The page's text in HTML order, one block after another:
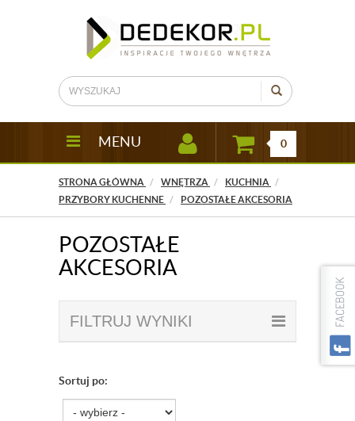
MENU 0
STRONA GŁÓWNA WNĘTRZA
KUCHNIA
PRZYBORY KUCHENNE
POZOSTAŁE AKCESORIA
POZOSTAŁE
AKCESORIA
FILTRUJ WYNIKI
Sortuj po: